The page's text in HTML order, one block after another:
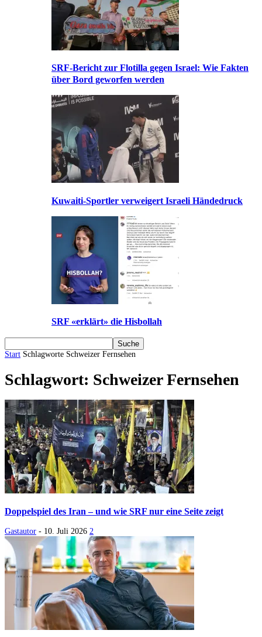
SRF-Bericht zur Flotilla gegen Israel: Wie Fakten
über Bord geworfen werden
Kuwaiti-Sportler verweigert Israeli Händedruck
SRF «erklärt» die Hisbollah
Start Schlagworte Schweizer Fernsehen
Schlagwort: Schweizer Fernsehen
Doppelspiel des Iran – und wie SRF nur eine Seite zeigt
Gastautor - 10. Juli 2026 2